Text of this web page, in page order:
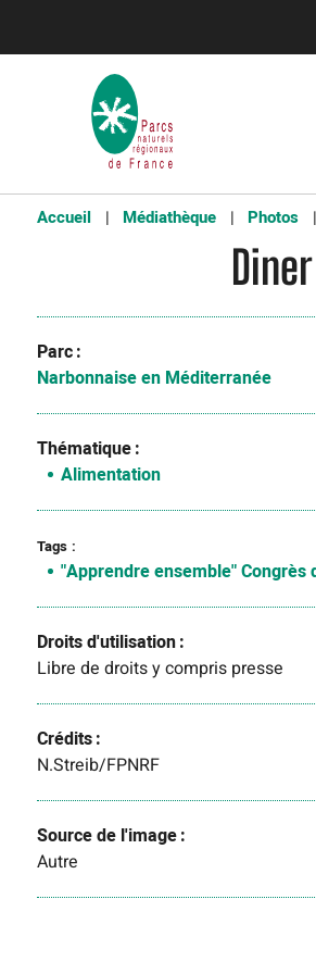
Accueil Médiathèque Photos
Parc
Narbonnaise en Méditerranée
Thématique
Alimentation
Tags
"Apprendre ensemble" Congrès
Droits d'utilisation
Libre de droits y compris presse
Crédits
N.Streib/FPNRF
Source de l'image
Autre